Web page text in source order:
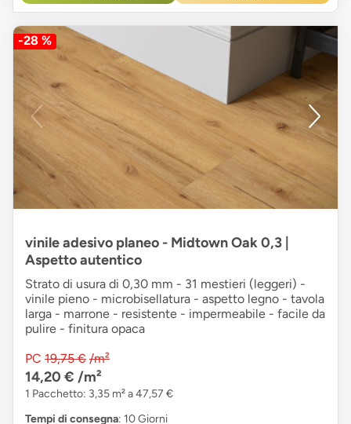
-28 %
vinile adesivo planeo - Midtown Oak 0,3 |
Aspetto autentico
Strato di usura di 0,30 mm - 31 mestieri (leggeri) -
vinile pieno - microbisellatura - aspetto legno - tavola
larga - marrone - resistente - impermeabile - facile da
pulire - finitura opaca
PC 19,75 € /m²
14,20 € /m²
1 Pacchetto: 3,35 m² a 47,57 €
Tempi di consegna: 10 Giorni